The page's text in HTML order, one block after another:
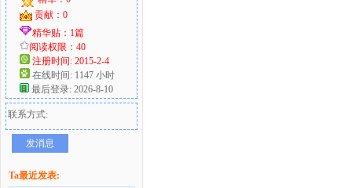
好
贡献：0
精华贴：1篇
阅读权限：40
注册时间: 2015-2-4
在线时间: 1147 小时
最后登录: 2026-8-10
联系方式:
发消息
Ta最近发表: